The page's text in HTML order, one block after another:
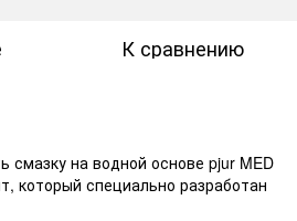
К сравнению
смазку на водной основе pjur MED
который специально разработан